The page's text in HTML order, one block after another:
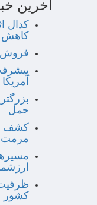
آخرین
کدال
کاهش
فروش
حمل
کشف
مرمت
ظرفیت
کشور